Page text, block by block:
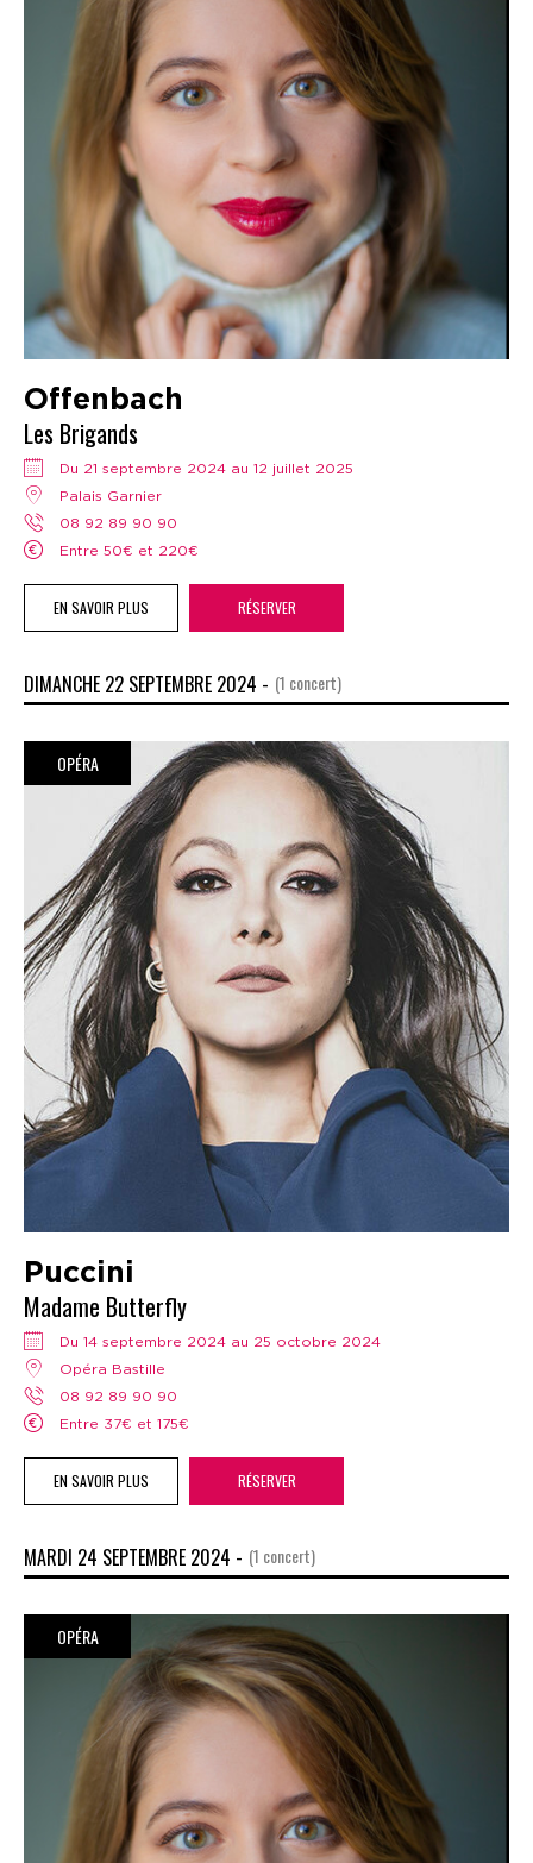
Offenbach
Les Brigands
Du 21 septembre 2024 au 12 juillet 2025
Palais Garnier
08 92 89 90 90
Entre 50€ et 220€
EN SAVOIR PLUS RÉSERVER
DIMANCHE 22 SEPTEMBRE 2024 - (1 concert)
OPÉRA
Puccini
Madame Butterfly
Du 14 septembre 2024 au 25 octobre 2024
Opéra Bastille
08 92 89 90 90
Entre 37€ et 175€
EN SAVOIR PLUS RÉSERVER
MARDI 24 SEPTEMBRE 2024 - (1 concert)
OPÉRA